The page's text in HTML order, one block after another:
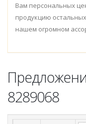
Вам персональных
продукцию
нашем огромном
8289068